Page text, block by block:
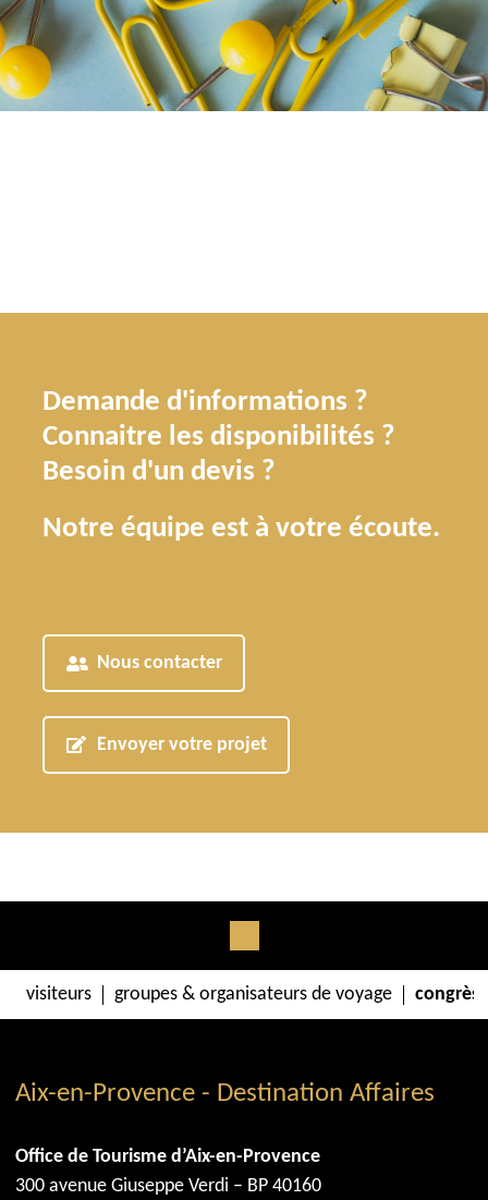
Demande d'informations ?
Connaitre les disponibilités ?
Besoin d'un devis ?
Notre équipe est à votre écoute.
Nous contacter
Envoyer votre projet
visiteurs groupes & organisateurs de voyage congrès
Aix-en-Provence - Destination Affaires
Office de Tourisme d’Aix-en-Provence
300 avenue Giuseppe Verdi – BP 40160